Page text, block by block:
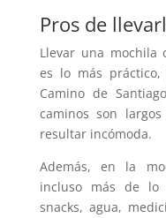
Pros de
Llevar una mochila
es lo más
Camino de
caminos son
resultar incómoda.
Además, en la
incluso más de lo
snacks, agua,